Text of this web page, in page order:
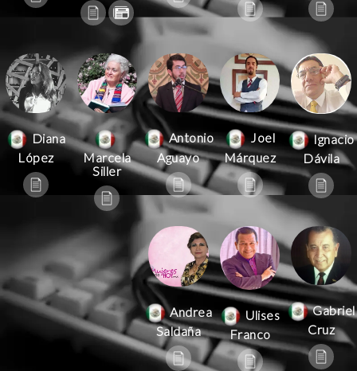
Diana
López
Marcela
Siller
Antonio
Aguayo
Joel
Márquez
Ignacio
Dávila
Andrea
Saldaña
Ulises
Franco
Gabriel
Cruz